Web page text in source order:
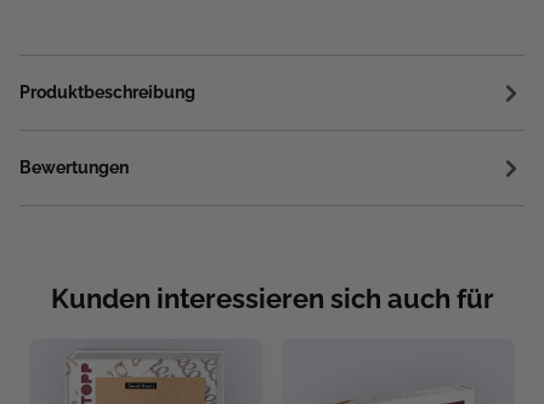
Produktbeschreibung
Bewertungen
Kunden interessieren sich auch für